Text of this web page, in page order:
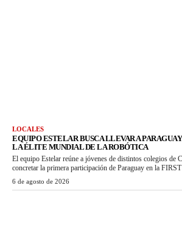
LOCALES
EQUIPO ESTELAR BUSCA LLEVAR A
LA ÉLITE MUNDIAL DE LA ROBÓTICA
El equipo Estelar reúne a jóvenes de distintos colegios de
concretar la primera participación de Paraguay en la
6 de agosto de 2026